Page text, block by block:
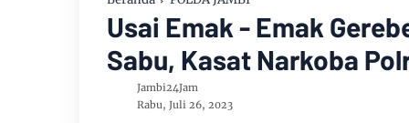
Usai Emak - Emak
Sabu, Kasat Narkoba
Jambi24Jam
Rabu, Juli 26, 2023